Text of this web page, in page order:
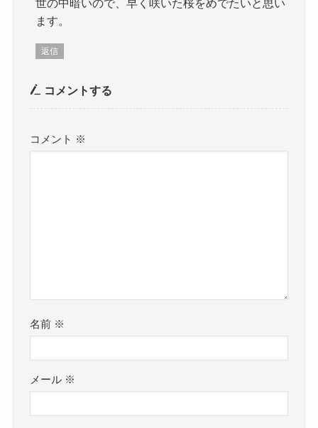
世の中暗いので、早く咲いた桜をめでたいと思い
ます。
返信
コメントする
コメント ※
名前 ※
メール ※